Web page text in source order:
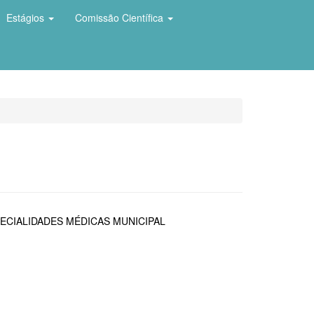
Estágios Comissão Científica
MÉDICAS MUNICIPAL